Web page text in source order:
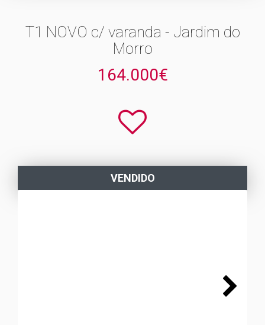
T1 NOVO c/ varanda - Jardim do
Morro
164.000€
VENDIDO